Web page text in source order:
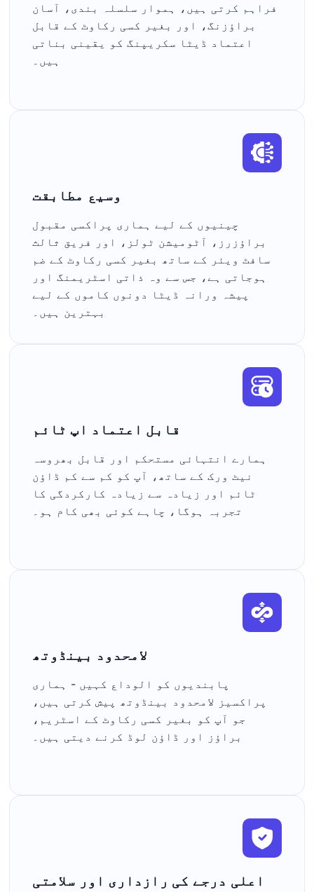
فراہم کرتی ہیں، ہموار سلسلہ بندی، آسان
براؤزنگ، اور بغیر کسی رکاوٹ کے قابل
اعتماد ڈیٹا سکریپنگ کو یقینی بناتی
ہیں۔
وسیع مطابقت
چینیوں کے لیے ہماری پراکسی مقبول
براؤزرز، آٹومیشن ٹولز، اور فریق ثالث
سافٹ ویئر کے ساتھ بغیر کسی رکاوٹ کے ضم
ہوجاتی ہے، جس سے وہ ذاتی اسٹریمنگ اور
پیشہ ورانہ ڈیٹا دونوں کاموں کے لیے
بہترین ہیں۔
قابل اعتماد اپ ٹائم
ہمارے انتہائی مستحکم اور قابل بھروسہ
نیٹ ورک کے ساتھ، آپ کو کم سے کم ڈاؤن
ٹائم اور زیادہ سے زیادہ کارکردگی کا
تجربہ ہوگا، چاہے کوئی بھی کام ہو۔
لامحدود بینڈوتھ
پابندیوں کو الوداع کہیں - ہماری
پراکسیز لامحدود بینڈوتھ پیش کرتی ہیں،
جو آپ کو بغیر کسی رکاوٹ کے اسٹریم،
براؤز اور ڈاؤن لوڈ کرنے دیتی ہیں۔
اعلی درجے کی رازداری اور سلامتی